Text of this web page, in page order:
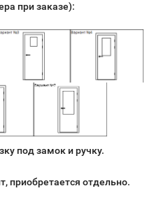
при заказе):
под замок и ручку.
приобретается отдельно.